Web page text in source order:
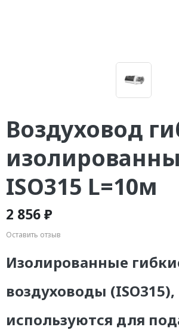
Воздуховод
ISO315 L=10м
2 856 ₽
Оставить отзыв
Изолированные
воздуховоды (ISO315),
используются для